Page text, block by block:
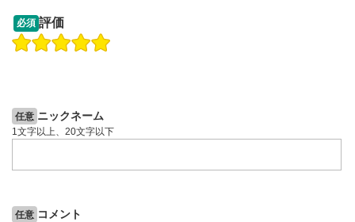
操作説明動画
必須 評価
任意 ニックネーム
1文字以上、20文字以下
任意 コメント